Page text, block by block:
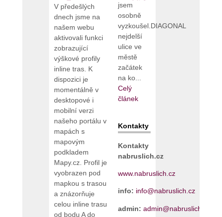
V předešlých
dnech jsme na
našem webu
aktivovali funkci
zobrazující
výškové profily
inline tras. K
dispozici je
momentálně v
desktopové i
mobilní verzi
našeho portálu v
mapách s
mapovým
podkladem
Mapy.cz. Profil je
vyobrazen pod
mapkou s trasou
a znázorňuje
celou inline trasu
od bodu A do
jsem
osobně
vyzkoušel.DIAGONAL
nejdelší
ulice ve
městě
začátek
na ko...
Celý
článek
Kontakty
Kontakty
nabruslich.cz
www.nabruslich.cz
info: info@nabruslich.cz
admin: admin@nabruslich.cz